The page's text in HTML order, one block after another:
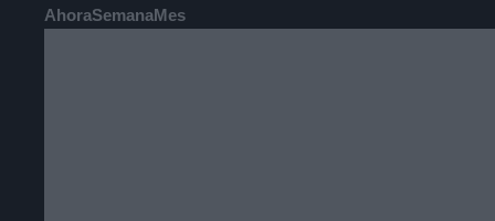
AhoraSemanaMes